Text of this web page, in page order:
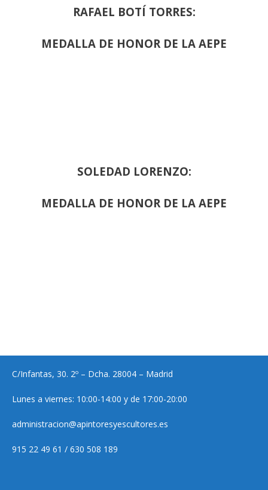
RAFAEL BOTÍ TORRES:
MEDALLA DE HONOR DE LA AEPE
SOLEDAD LORENZO:
MEDALLA DE HONOR DE LA AEPE
C/Infantas, 30. 2º – Dcha. 28004 – Madrid
Lunes a viernes: 10:00-14:00 y de 17:00-20:00
administracion@apintoresyescultores.es
915 22 49 61 / 630 508 189